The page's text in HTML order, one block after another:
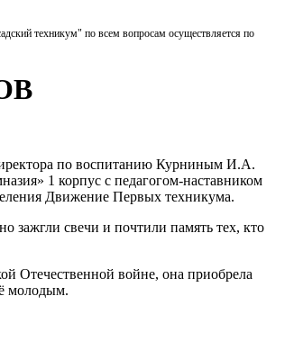
техникум" по всем вопросам осуществляется по
по воспитанию Курниным И.А.
1 корпус с педагогом-наставником
Движение Первых техникума.
зажгли свечи и почтили память тех, кто
Отечественной войне, она приобрела
молодым.